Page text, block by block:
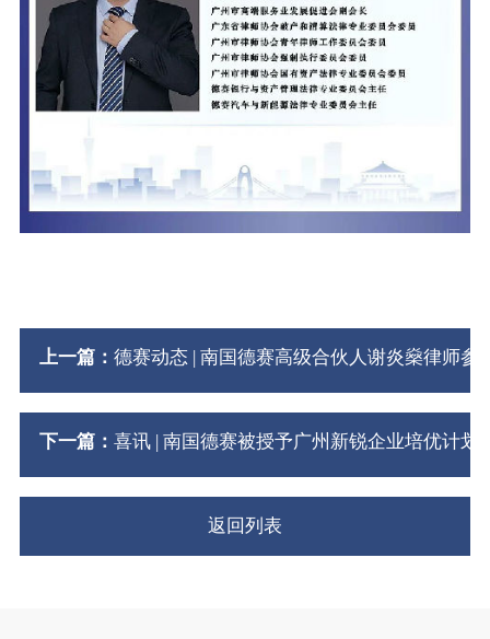
上一篇： 德赛动态 | 南国德赛高级合伙人谢炎燊律师
下一篇： 喜讯 | 南国德赛被授予广州新锐企业培优计划
返回列表